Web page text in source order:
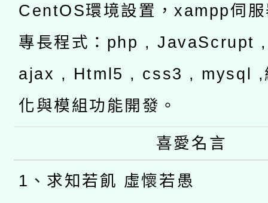
CentOS環境設置，xampp伺
專長程式：php , JavaScrupt
ajax , Html5 , css3 , mysql ,
化與模組功能開發。
喜愛名言
1、求知若飢 虛懷若愚